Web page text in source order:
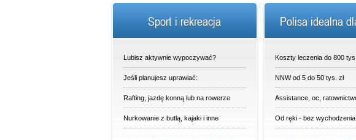
Sport i rekreacja
Lubisz aktywnie wypoczywać?
Jeśli planujesz uprawiać:
Rafting, jazdę konną lub na rowerze
Nurkowanie z butlą, kajaki i inne
Polisa idealna
Koszty leczenia do 800
NNW od 5 do 50 tys. zł
Assistance, oc,
Od ręki - bez